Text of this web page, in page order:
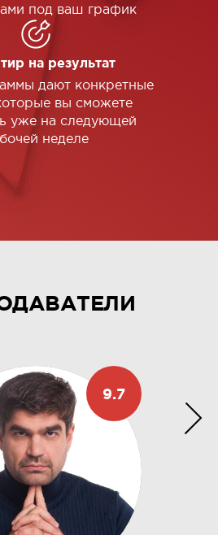
под ваш график
на результат
дают конкретные
вы сможете
уже на следующей
неделе
9.7